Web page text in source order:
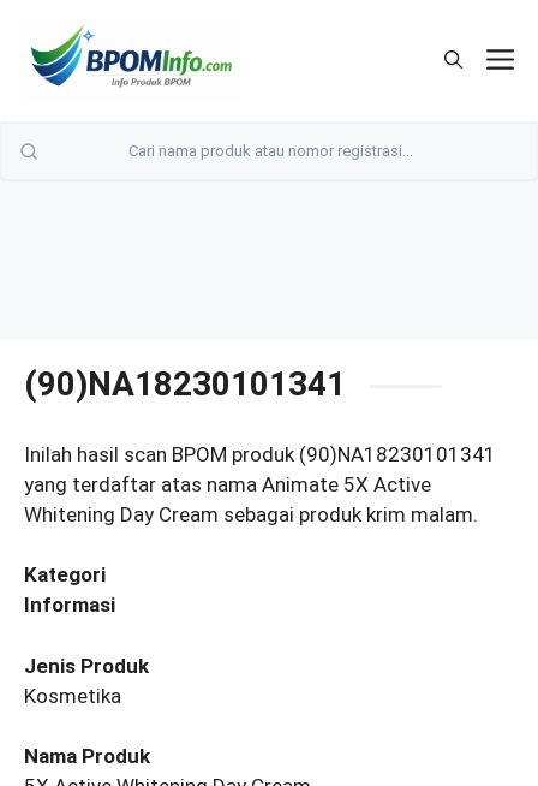
(90)NA18230101341
Inilah hasil scan BPOM produk (90)NA18230101341
yang terdaftar atas nama Animate 5X Active
Whitening Day Cream sebagai produk krim malam.
Kategori
Informasi
Jenis Produk
Kosmetika
Nama Produk